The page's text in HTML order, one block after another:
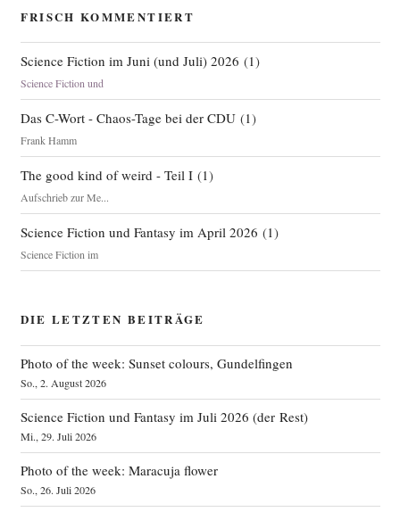
FRISCH KOMMENTIERT
Science Fiction im Juni (und Juli) 2026 (1)
Science Fiction und
Das C-Wort - Chaos-Tage bei der CDU(1)
Frank Hamm
The good kind of weird - Teil I(1)
Aufschrieb zur Me...
Science Fiction und Fantasy im April 2026 (1)
Science Fiction im
DIE LETZTEN BEITRÄGE
Photo of the week: Sunset colours, Gundelfingen
So., 2. August 2026
Science Fiction und Fantasy im Juli 2026 (der Rest)
Mi., 29. Juli 2026
Photo of the week: Maracuja flower
So., 26. Juli 2026